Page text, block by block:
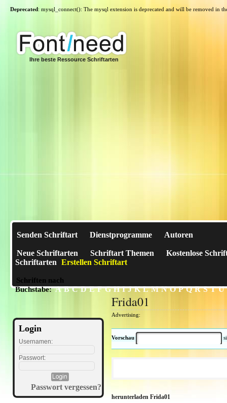
Deprecated: mysql_connect(): The mysql extension is deprecated and will be removed in
Ihre beste Ressource Schriftarten
Senden Schriftart Dienstprogramme Autoren
Neue Schriftarten Schriftart Themen
Kostenlose
Schriftarten Erstellen Schriftart
Schriften nach
Buchstabe:A B C D E F G H I J K L M N O P Q R S T U
Login
Usernamen:
Passwort:
Passwort vergessen?
Frida01
Advertising:
Vorschau
herunterladen Frida01